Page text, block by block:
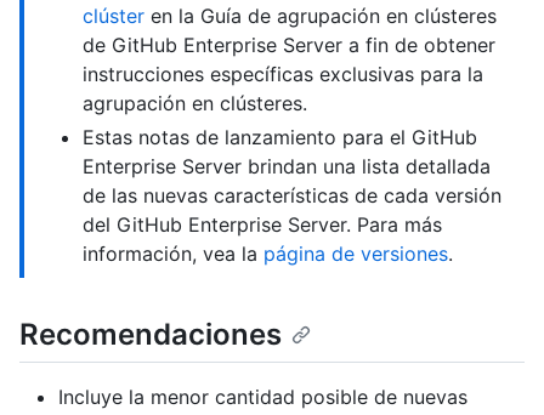
clúster en la Guía de agrupación en clústeres
de GitHub Enterprise Server a fin de obtener
instrucciones específicas exclusivas para la
agrupación en clústeres.
Estas notas de lanzamiento para el GitHub
Enterprise Server brindan una lista detallada
de las nuevas características de cada versión
del GitHub Enterprise Server. Para más
información, vea la página de versiones.
Recomendaciones
Incluye la menor cantidad posible de nuevas